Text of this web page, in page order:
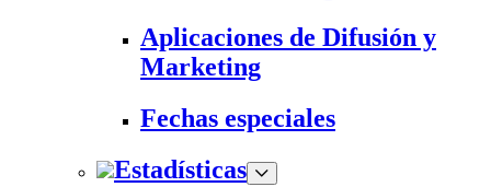
Aplicaciones de Difusión y
Marketing
Fechas especiales
Estadísticas